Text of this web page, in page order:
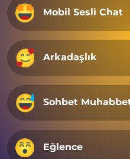
Mobil Sesli Chat
Arkadaşlık
Sohbet
Eğlence